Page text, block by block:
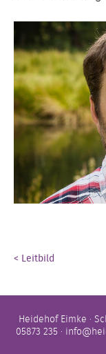
< Leitbild
Heidehof Eimke ·
05873 235 ·